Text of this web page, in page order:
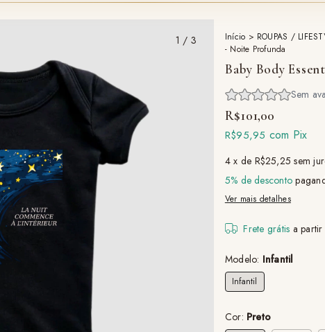
1 / 3 Início > ROUPAS /
- Noite Profunda
Baby Body
R$101,00
R$95,95 com Pix
4 x de R$25,25 sem
5% de desconto
Ver mais detalhes
Frete grátis a
Modelo: Infantil
Infantil
Cor: Preto